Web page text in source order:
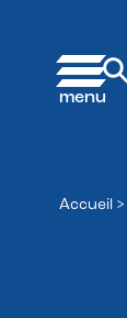
Accueil >